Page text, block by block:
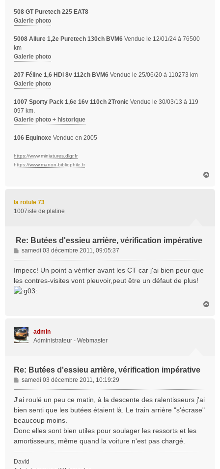
508 GT Puretech 225 EAT8
Galerie photo
5008 Allure 1,2e Puretech 130ch BVM6 Vendue le 12/01/24 à 76500
km
Galerie photo
207 Féline 1,6 HDi 8v 112ch BVM6 Vendue le 25/06/20 à 110273 km
Galerie photo
1007 Sporty Pack 1,6e 16v 110ch 2Tronic Vendue le 30/03/13 à 119
097 km.
Galerie photo + historique
106 Equinoxe Vendue en 2005
https://www.miniatures.dlgr.fr
https://www.manon-bibliophile.fr
la rotule 73
1007iste de platine
Re: Butées d'essieu arrière, vérification impérative
M
e
s
a
g
samedi 03 décembre 2011, 09:05:37
Impecc! Un point a vérifier avant les CT car j'ai bien peur que
les contres-visites vont pleuvoir,peut être un défaut de plus!
admin
Administrateur - Webmaster
Re: Butées d'essieu arrière, vérification impérative
M
e
s
g
e
samedi 03 décembre 2011, 10:19:29
J'ai roulé un peu ce matin, à la descente des ralentisseurs j'ai
bien senti que les butées étaient là. Le train arrière "s'écrase"
beaucoup moins.
Donc elles sont bien utiles pour soulager les ressorts et les
amortisseurs, même quand la voiture n'est pas chargé.
David